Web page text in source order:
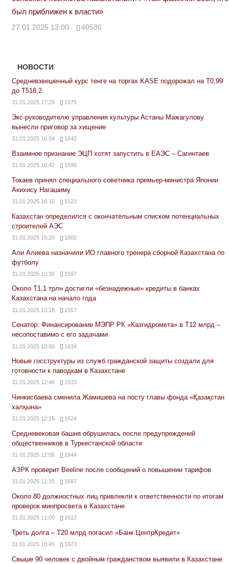
был приближен к власти»
27.01.2025 12:00 40536
НОВОСТИ
Средневзвешенный курс тенге на торгах KASE подорожал на Т0,99
до Т518,2
31.01.2025 17:25 1575
Экс-руководителю управления культуры Астаны Мажагулову
вынесли приговор за хищение
31.01.2025 16:54 1642
Взаимное признание ЭЦП хотят запустить в ЕАЭС – Сагинтаев
31.01.2025 16:42 1590
Токаев принял специального советника премьер-министра Японии
Акихису Нагашиму
31.01.2025 16:10 1523
Казахстан определился с окончательным списком потенциальных
строителей АЭС
31.01.2025 15:20 1800
Али Алиева назначили ИО главного тренера сборной Казахстана по
футболу
31.01.2025 13:30 1597
Около Т1,1 трлн достигли «безнадежные» кредиты в банках
Казахстана на начало года
31.01.2025 13:18 1557
Сенатор: Финансирование МЭПР РК «Казгидромета» в Т12 млрд –
несопоставимо с его задачами
31.01.2025 13:00 1634
Новые госструктуры из служб гражданской защиты создали для
готовности к паводкам в Казахстане
31.01.2025 12:40 1533
Чинкисбаева сменила Жамишева на посту главы фонда «Қазақстан
халқына»
31.01.2025 12:15 1624
Средневековая башня обрушилась после предупреждений
общественников в Туркестанской области
31.01.2025 12:05 1644
АЗРК проверит Beeline после сообщений о повышении тарифов
31.01.2025 11:35 1687
Около 80 должностных лиц привлекли к ответственности по итогам
проверок минпросвета в Казахстане
31.01.2025 11:00 1612
Треть долга – Т20 млрд погасил «Банк ЦентрКредит»
31.01.2025 10:45 1673
Свыше 90 человек с двойным гражданством выявили в Казахстане